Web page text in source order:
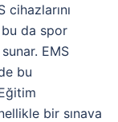
cihazlarını
da spor
EMS
bu
bir sınava